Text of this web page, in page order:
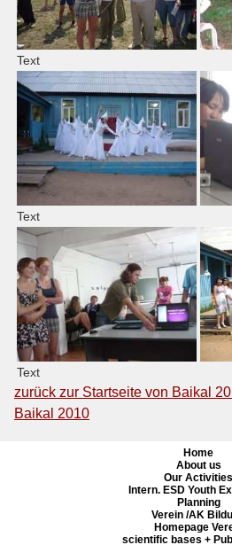
Text
Text
Text
zurück zur Startseite von Baikal
Baikal 2010
Home
About us
Our Activities
Intern. ESD Youth
Planning
Verein /AK
Homepage
scientific bases +